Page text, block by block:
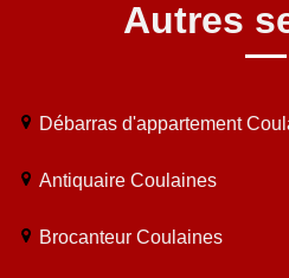
Autres
Débarras d'appartement
Antiquaire Coulaines
Brocanteur Coulaines